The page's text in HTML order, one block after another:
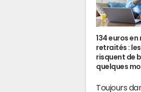
134 euros
retraités :
risquent de
quelques
Toujours